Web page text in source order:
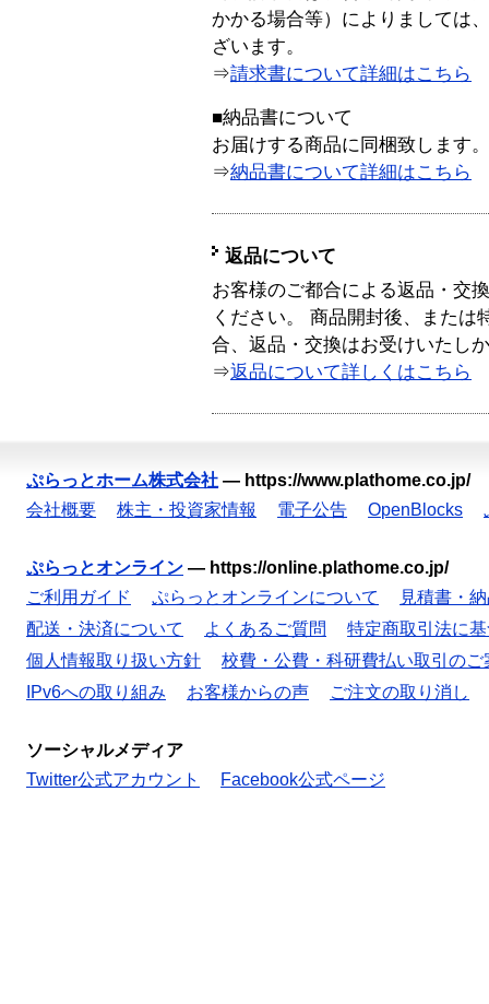
かかる場合等）によりましては
ざいます。
⇒請求書について詳細はこちら
■納品書について
お届けする商品に同梱致します。
⇒納品書について詳細はこちら
返品について
お客様のご都合による返品・交
ください。 商品開封後、または
合、返品・交換はお受けいたし
⇒返品について詳しくはこちら
ぷらっとホーム株式会社 — https://www.plathome.co.jp/
会社概要
株主・投資家情報 電子公告 OpenBlocks
ぷらっとオンライン — https://online.plathome.co.jp/
ご利用ガイド
ぷらっとオンラインについて
見積書・
配送・決済について
よくあるご質問
特定商取引法に
個人情報取り扱い方針
校費・公費・科研費払い取引のご
IPv6への取り組み
お客様からの声 ご注文の取り消し
ソーシャルメディア
Twitter公式アカウント
Facebook公式ページ